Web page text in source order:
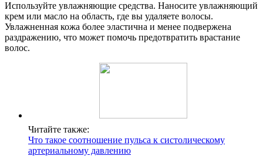
Используйте увлажняющие средства. Наносите увлажняющий
крем или масло на область, где вы удаляете волосы.
Увлажненная кожа более эластична и менее подвержена
раздражению, что может помочь предотвратить врастание
волос.
Читайте также:
Что такое соотношение пульса к систолическому
артериальному давлению